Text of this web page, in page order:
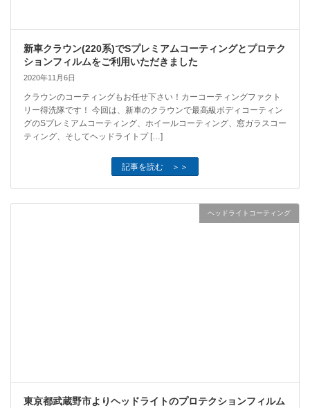
新車クラウン(220系)でSプレミアムコーティングとプロテク
ションフィルムをご利用いただきました
2020年11月6日
クラウンのコーティングもお任せ下さい！カーコーティングファクト
リー得洗隊です！ 今回は、新車のクラウンで最高級ボディコーティン
グのSプレミアムコーティング、ホイールコーティング、窓ガラスコー
ティング、そしてヘッドライトプ […]
記事を読む ＞＞
ヘッドライトコーティング
東京都武蔵野市よりヘッドライトのプロテクションフィルム